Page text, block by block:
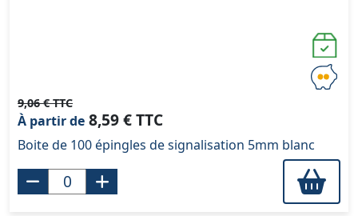
9,06 € TTC
À partir de 8,59 € TTC
Boite de 100 épingles de signalisation 5mm blanc